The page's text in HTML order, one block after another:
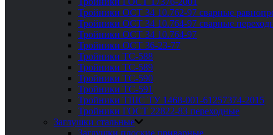
Тройники ОСТ 34 10.762-97 сварные
Тройники ОСТ 34 10.764-97 сварные
Тройники ОСТ 34 10.764-97
Тройники ОСТ 36-23-77
Тройники ТС-588
Тройники ТС-589
Тройники ТС-590
Тройники ТС-591
Тройники ТШС ТУ 1468-001-61257374-2015
Тройники ГОСТ 22822-83 переходные
Заглушки стальные
Заглушки плоские приварные